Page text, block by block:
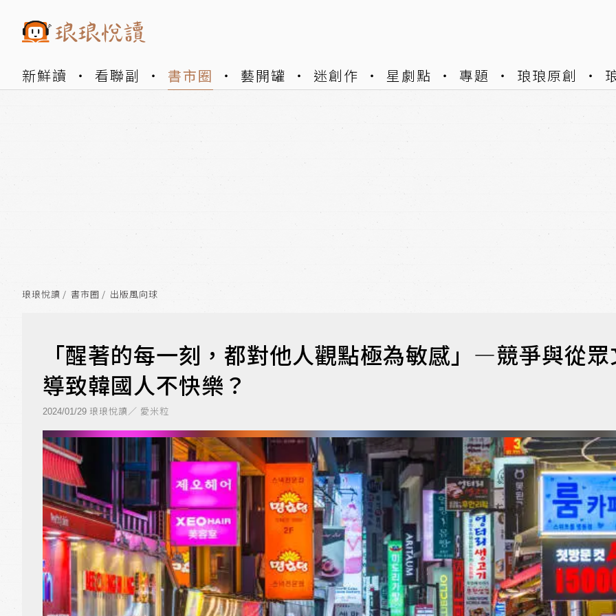
新鮮讀 看聯副 書市圈 藝開罐 迷創作 星劇點 專題 琅琅原創
琅琅悅讀 書市圈 出版風向球
「醒著的每一刻，都對他人觀點極為敏感」—競爭與從
導致韓國人不快樂？
2024/01/29 琅琅悅讀／ 愛米粒